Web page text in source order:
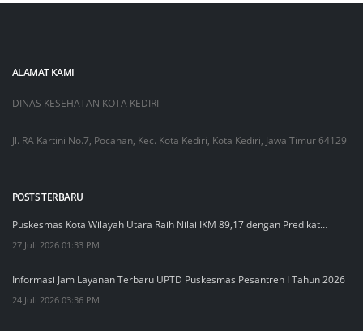
ALAMAT KAMI
DINAS KESEHATAN KOTA KEDIRI
Jl. RA Kartini No.7, Pocanan, Kec. Kota Kediri, Kota Kediri, Jawa Timur 64129
POSTS TERBARU
Puskesmas Kota Wilayah Utara Raih Nilai IKM 89,17 dengan Predikat…
27 Juli 2026 01:33 PM
Informasi Jam Layanan Terbaru UPTD Puskesmas Pesantren I Tahun 2026
24 Juli 2026 03:36 PM